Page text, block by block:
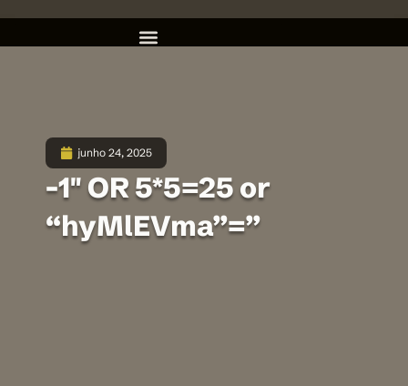
junho 24, 2025
-1″ OR 5*5=25 or
“hyMlEVma”=”